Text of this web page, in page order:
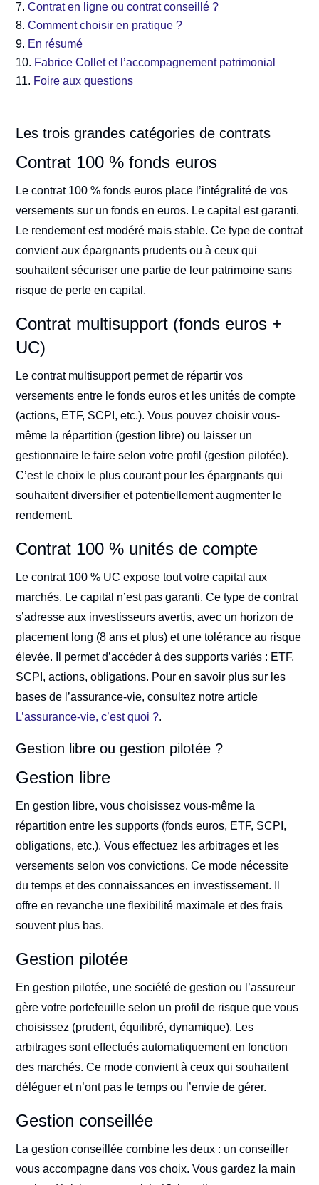
Contrat en ligne ou contrat conseillé ?
Comment choisir en pratique ?
En résumé
Fabrice Collet et l’accompagnement patrimonial
Foire aux questions
Les trois grandes catégories de contrats
Contrat 100 % fonds euros
Le contrat 100 % fonds euros place l’intégralité de vos
versements sur un fonds en euros. Le capital est garanti.
Le rendement est modéré mais stable. Ce type de contrat
convient aux épargnants prudents ou à ceux qui
souhaitent sécuriser une partie de leur patrimoine sans
risque de perte en capital.
Contrat multisupport (fonds euros +
UC)
Le contrat multisupport permet de répartir vos
versements entre le fonds euros et les unités de compte
(actions, ETF, SCPI, etc.). Vous pouvez choisir vous-
même la répartition (gestion libre) ou laisser un
gestionnaire le faire selon votre profil (gestion pilotée).
C’est le choix le plus courant pour les épargnants qui
souhaitent diversifier et potentiellement augmenter le
rendement.
Contrat 100 % unités de compte
Le contrat 100 % UC expose tout votre capital aux
marchés. Le capital n’est pas garanti. Ce type de contrat
s’adresse aux investisseurs avertis, avec un horizon de
placement long (8 ans et plus) et une tolérance au risque
élevée. Il permet d’accéder à des supports variés : ETF,
SCPI, actions, obligations. Pour en savoir plus sur les
bases de l’assurance-vie, consultez notre article
L’assurance-vie, c’est quoi ?.
Gestion libre ou gestion pilotée ?
Gestion libre
En gestion libre, vous choisissez vous-même la
répartition entre les supports (fonds euros, ETF, SCPI,
obligations, etc.). Vous effectuez les arbitrages et les
versements selon vos convictions. Ce mode nécessite
du temps et des connaissances en investissement. Il
offre en revanche une flexibilité maximale et des frais
souvent plus bas.
Gestion pilotée
En gestion pilotée, une société de gestion ou l’assureur
gère votre portefeuille selon un profil de risque que vous
choisissez (prudent, équilibré, dynamique). Les
arbitrages sont effectués automatiquement en fonction
des marchés. Ce mode convient à ceux qui souhaitent
déléguer et n’ont pas le temps ou l’envie de gérer.
Gestion conseillée
La gestion conseillée combine les deux : un conseiller
vous accompagne dans vos choix. Vous gardez la main